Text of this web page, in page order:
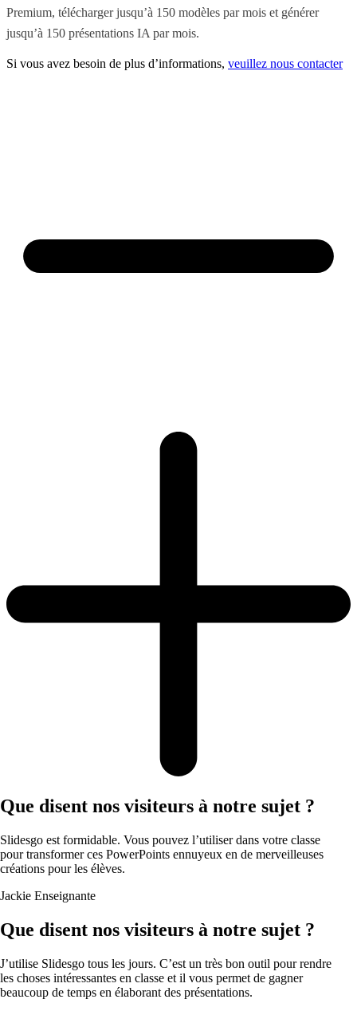
Premium, télécharger jusqu’à 150 modèles par mois et générer
jusqu’à 150 présentations IA par mois.
Si vous avez besoin de plus d’informations, veuillez nous contacter
Que disent nos visiteurs à notre sujet ?
Slidesgo est formidable. Vous pouvez l’utiliser dans votre classe
pour transformer ces PowerPoints ennuyeux en de merveilleuses
créations pour les élèves.
Jackie Enseignante
Que disent nos visiteurs à notre sujet ?
J’utilise Slidesgo tous les jours. C’est un très bon outil pour rendre
les choses intéressantes en classe et il vous permet de gagner
beaucoup de temps en élaborant des présentations.